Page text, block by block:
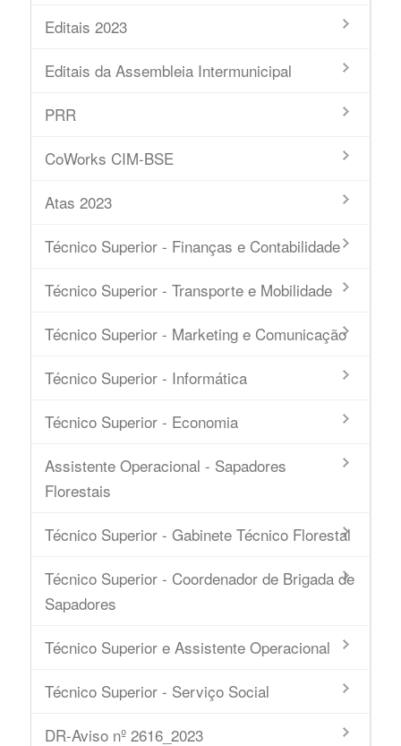
Editais 2023
Editais da Assembleia Intermunicipal
PRR
CoWorks CIM-BSE
Atas 2023
Técnico Superior - Finanças e Contabilidade
Técnico Superior - Transporte e Mobilidade
Técnico Superior - Marketing e Comunicação
Técnico Superior - Informática
Técnico Superior - Economia
Assistente Operacional - Sapadores
Florestais
Técnico Superior - Gabinete Técnico Florestal
Técnico Superior - Coordenador de Brigada de
Sapadores
Técnico Superior e Assistente Operacional
Técnico Superior - Serviço Social
DR-Aviso nº 2616_2023